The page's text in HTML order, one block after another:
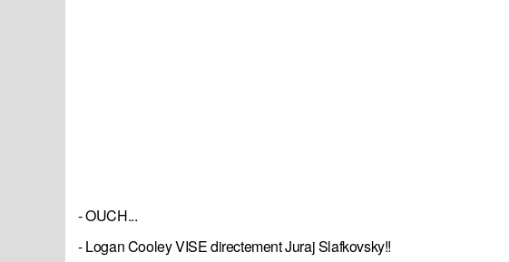
- OUCH...
- Logan Cooley VISE directement Juraj Slafkovsky!!